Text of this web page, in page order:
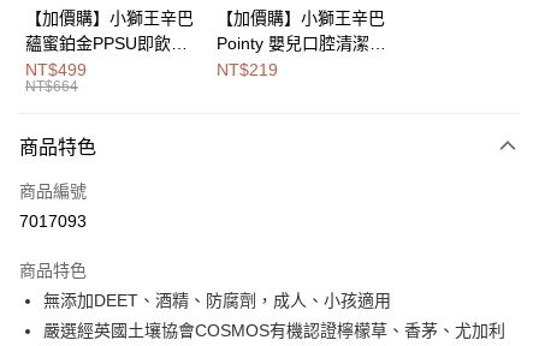
Google Pay
全盈+PAY
大哥付你分期
【大哥付你分期使用說明】
2.付款方式選擇「大哥付你分期」，訂單成立後會自動跳轉到大哥付的交易
流程，驗證手機門號後，選擇欲分期的期數、繳款截止日，確認付款後即完
3.實際核准額度、可分期數及費用金額請依後續交易確認頁面所載為準。
4.訂單成立30分鐘內，如未前往確認交易或遇審核未通過，訂單將自動取
消。如遇「轉專審核」未通過狀況，表示未達大哥付你分期系統評分，恕無
法說明評估內容。
相關說明
【關於「AFTEE先享後付」】
便利好安心！
１．簡單：不需註冊會員、不需綁卡、不需儲值。
２．便利：只要手機號碼，簡訊認證，即可結帳。
３．安心：先確認商品／服務後，再付款。
相關說明
「Hami Point」為中華電信所提供之點數服務，可於會員專區綁定中華電信
會員帳號後，即可在購物車使用 Hami Point 折抵消費金額 (1點等於1元)。
ATM付款
【加價購】小獅王辛巴
蘊蜜鉑金PPSU即飲水
壺400ml
NT$499
NT$664
【加價購】小獅王辛巴
Pointy 嬰兒口腔清潔指
套 (100入)
NT$219
商品特色
商品編號
7017093
商品特色
無添加DEET、酒精、防腐劑，成人、小孩適用
嚴選經英國土壤協會COSMOS有機認證檸檬草、香茅、尤加利